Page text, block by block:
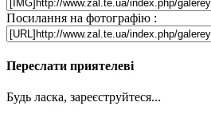
Посилання на фотографію :
Переслати приятелеві
Будь ласка, зареєструйтеся...